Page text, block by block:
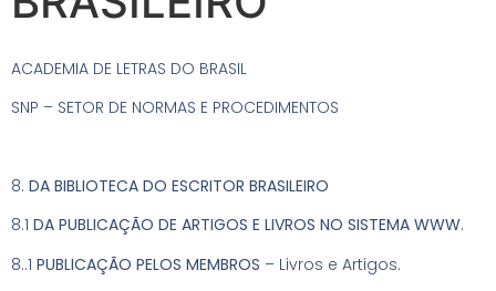
ACADEMIA DE LETRAS DO BRASIL
SNP – SETOR DE NORMAS E PROCEDIMENTOS
8. DA BIBLIOTECA DO ESCRITOR BRASILEIRO
8.1 DA PUBLICAÇÃO DE ARTIGOS E LIVROS NO SISTEMA WWW.
8..1 PUBLICAÇÃO PELOS MEMBROS – Livros e Artigos.